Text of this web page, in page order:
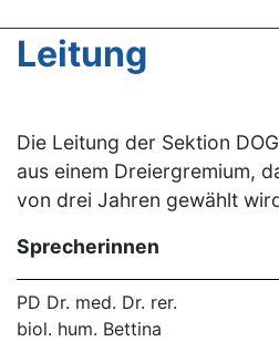
Leitung
Die Leitung der Sektion
aus einem Dreiergremium,
von drei Jahren gewählt
Sprecherinnen
PD Dr. med. Dr. rer.
biol. hum. Bettina